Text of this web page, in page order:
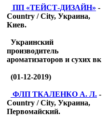
ПП «ТЕЙСТ-ДИЗАЙН» -
Country / City, Украина,
Киев.
Украинский
производитель
ароматизаторов и сухих вк
(01-12-2019)
ФЛП ТКАЛЕНКО А. Л. -
Country / City, Украина,
Первомайский.